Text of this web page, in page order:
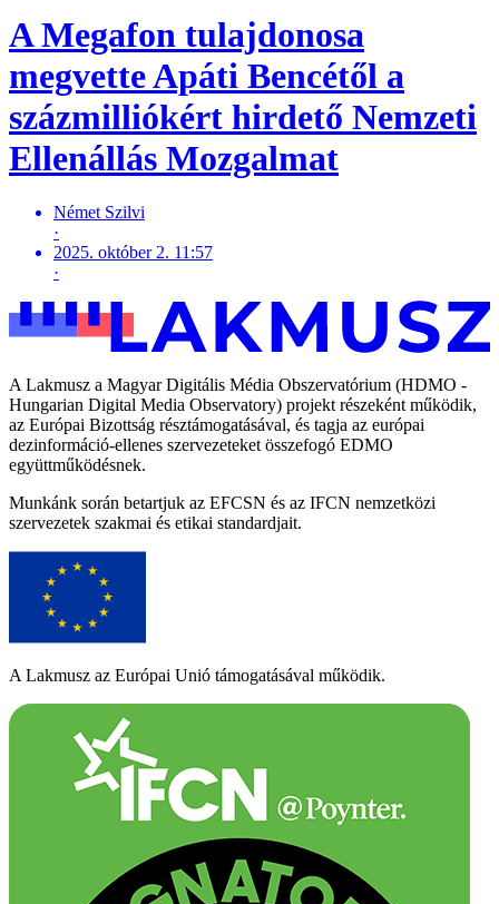
A Megafon tulajdonosa
megvette Apáti Bencétől a
százmilliókért hirdető Nemzeti
Ellenállás Mozgalmat
Német Szilvi
·
2025. október 2. 11:57
·
A Lakmusz a Magyar Digitális Média Obszervatórium (HDMO -
Hungarian Digital Media Observatory) projekt részeként működik,
az Európai Bizottság résztámogatásával, és tagja az európai
dezinformáció-ellenes szervezeteket összefogó EDMO
együttműködésnek.
Munkánk során betartjuk az EFCSN és az IFCN nemzetközi
szervezetek szakmai és etikai standardjait.
A Lakmusz az Európai Unió támogatásával működik.